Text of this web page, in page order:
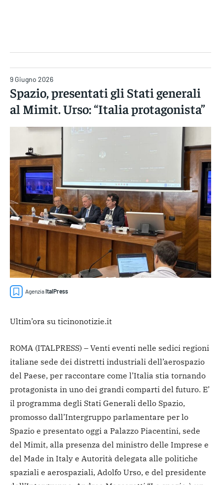
9 Giugno 2026
Spazio, presentati gli Stati generali
al Mimit. Urso: “Italia protagonista”
AgenziaItalPress
Ultim’ora su ticinonotizie.it
ROMA (ITALPRESS) – Venti eventi nelle sedici regioni
italiane sede dei distretti industriali dell’aerospazio
del Paese, per raccontare come l’Italia stia tornando
protagonista in uno dei grandi comparti del futuro. E’
il programma degli Stati Generali dello Spazio,
promosso dall’Intergruppo parlamentare per lo
Spazio e presentato oggi a Palazzo Piacentini, sede
del Mimit, alla presenza del ministro delle Imprese e
del Made in Italy e Autorità delegata alle politiche
spaziali e aerospaziali, Adolfo Urso, e del presidente